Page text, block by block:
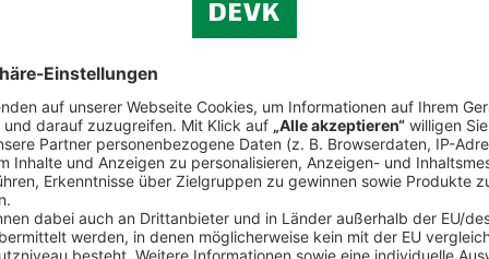
Vorsorge trägt die betriebliche Altersvorsorge zu einem